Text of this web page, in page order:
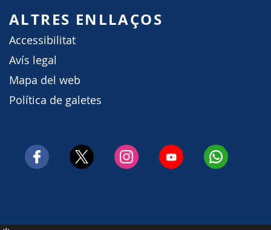
ALTRES ENLLAÇOS
Accessibilitat
Avís legal
Mapa del web
Política de galetes